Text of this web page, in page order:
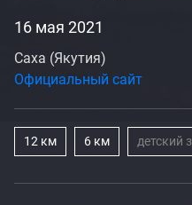
16 мая 2021
Саха (Якутия)
Официальный сайт
12 км 6 км детский